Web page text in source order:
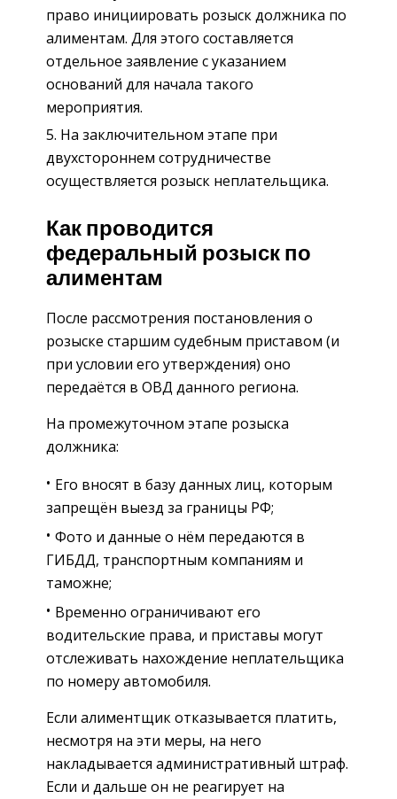
право инициировать розыск должника по
алиментам. Для этого составляется
отдельное заявление с указанием
оснований для начала такого
мероприятия.
На заключительном этапе при
двухстороннем сотрудничестве
осуществляется розыск неплательщика.
Как проводится
федеральный розыск по
алиментам
После рассмотрения постановления о
розыске старшим судебным приставом (и
при условии его утверждения) оно
передаётся в ОВД данного региона.
На промежуточном этапе розыска
должника:
Его вносят в базу данных лиц, которым
запрещён выезд за границы РФ;
Фото и данные о нём передаются в
ГИБДД, транспортным компаниям и
таможне;
Временно ограничивают его
водительские права, и приставы могут
отслеживать нахождение неплательщика
по номеру автомобиля.
Если алиментщик отказывается платить,
несмотря на эти меры, на него
накладывается административный штраф.
Если и дальше он не реагирует на